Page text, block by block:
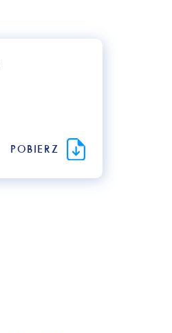
zapraszamy do
POBIERZ